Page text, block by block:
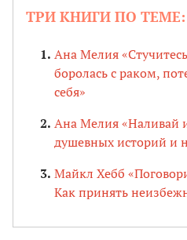
ТРИ КНИГИ ПО ТЕМЕ:
Ана Мелия
боролась с раком,
себя»
Ана Мелия «Наливай
душевных историй и
Майкл Хебб
Как принять